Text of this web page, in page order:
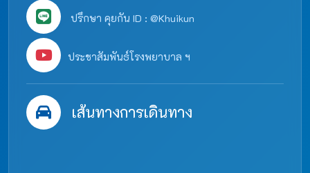
ปรึกษา คุยกัน ID : @Khuikun
ประชาสัมพันธ์โรงพยาบาล ฯ
เส้นทางการเดินทาง